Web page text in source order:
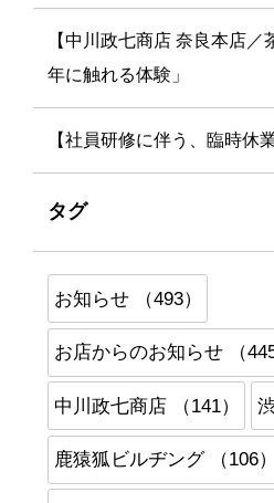
【中川政七商店 奈良本店
年に触れる体験」
【社員研修に伴う、臨時休
タグ
お知らせ （493）
お店からのお知らせ （445
中川政七商店 （141）
鹿猿狐ビルヂング （106）